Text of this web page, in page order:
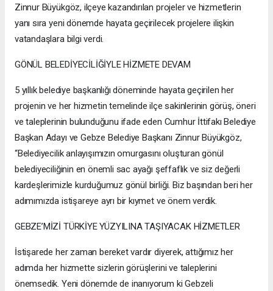
Zinnur Büyükgöz, ilçeye kazandırılan projeler ve hizmetlerin
yanı sıra yeni dönemde hayata geçirilecek projelere ilişkin
vatandaşlara bilgi verdi.
GÖNÜL BELEDİYECİLİĞİYLE HİZMETE DEVAM
5 yıllık belediye başkanlığı döneminde hayata geçirilen her
projenin ve her hizmetin temelinde ilçe sakinlerinin görüş, öneri
ve taleplerinin bulunduğunu ifade eden Cumhur İttifakı Belediye
Başkan Adayı ve Gebze Belediye Başkanı Zinnur Büyükgöz,
“Belediyecilik anlayışımızın omurgasını oluşturan gönül
belediyeciliğinin en önemli sac ayağı şeffaflık ve siz değerli
kardeşlerimizle kurduğumuz gönül birliği. Biz başından beri her
adımımızda istişareye ayrı bir kıymet ve önem verdik.
GEBZE’MİZİ TÜRKİYE YÜZYILINA TAŞIYACAK HİZMETLER
İstişarede her zaman bereket vardır diyerek, attığımız her
adımda her hizmette sizlerin görüşlerini ve taleplerini
önemsedik. Yeni dönemde de inanıyorum ki Gebzeli